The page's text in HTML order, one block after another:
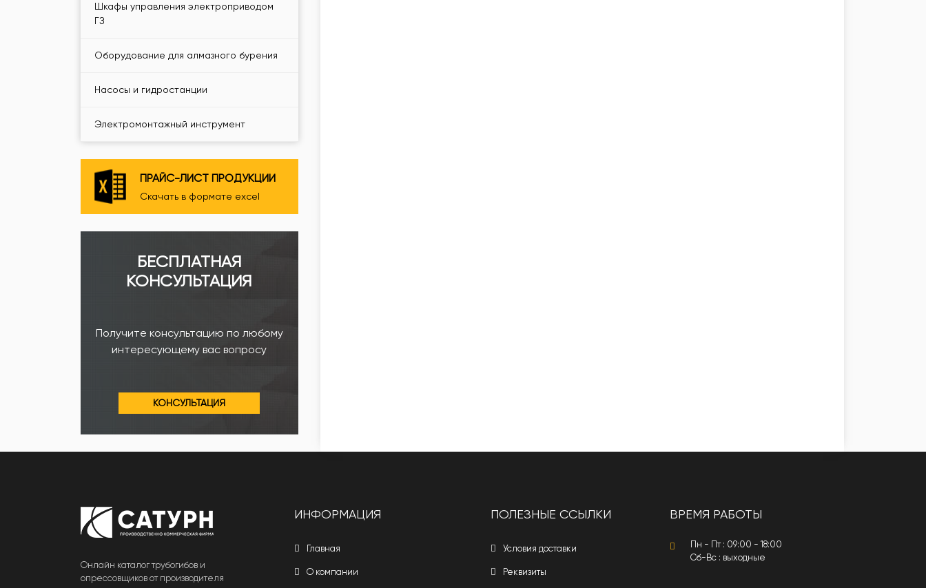
Шкафы управления электроприводом
ГЗ
Оборудование для алмазного бурения
Насосы и гидростанции
Электромонтажный инструмент
ПРАЙС-ЛИСТ ПРОДУКЦИИ
Скачать в формате excel
БЕСПЛАТНАЯ
КОНСУЛЬТАЦИЯ
Получите консультацию по любому
интересующему вас вопросу
КОНСУЛЬТАЦИЯ
Онлайн каталог трубогибов и
опрессовщиков от производителя
ИНФОРМАЦИЯ
Главная
О компании
ПОЛЕЗНЫЕ ССЫЛКИ
Условия доставки
Реквизиты
ВРЕМЯ РАБОТЫ
Пн - Пт : 09:00 - 18:00
Сб-Вс : выходные